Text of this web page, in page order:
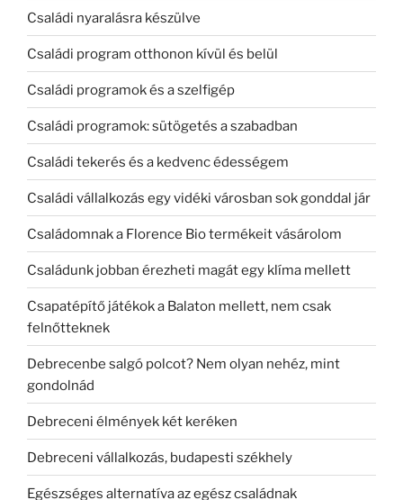
Családi nyaralásra készülve
Családi program otthonon kívül és belül
Családi programok és a szelfigép
Családi programok: sütögetés a szabadban
Családi tekerés és a kedvenc édességem
Családi vállalkozás egy vidéki városban sok gonddal jár
Családomnak a Florence Bio termékeit vásárolom
Családunk jobban érezheti magát egy klíma mellett
Csapatépítő játékok a Balaton mellett, nem csak
felnőtteknek
Debrecenbe salgó polcot? Nem olyan nehéz, mint
gondolnád
Debreceni élmények két keréken
Debreceni vállalkozás, budapesti székhely
Egészséges alternatíva az egész családnak